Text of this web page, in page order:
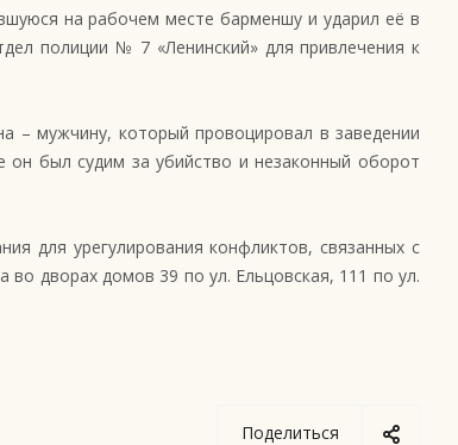
на рабочем месте барменшу и ударил её в
полиции № 7 «Ленинский» для привлечения к
– мужчину, который провоцировал в заведении
был судим за убийство и незаконный оборот
для урегулирования конфликтов, связанных с
дворах домов 39 по ул. Ельцовская, 111 по ул.
Поделиться